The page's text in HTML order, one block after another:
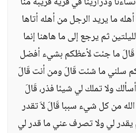
ما يريد الرجل من أهله أتاها
ثم يرجع إلى ما هاهنا إنما
قَالَ ما جئت لأعظكم بشيء أفضل
سلني ما شئت قَالَ ومن أنت قَالَ
ولا تملك لي شيئا فذر، قَالَ
من كل شيء سببا قَالَ لاَ تقدر
يقدر لي ولا تصرف عني ما قدر لي